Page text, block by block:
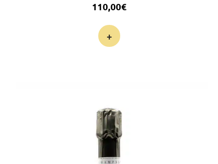
110,00€
+